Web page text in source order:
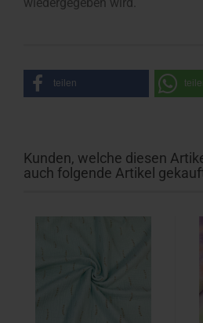
teilen
Kunden, welche diesen
auch folgende Artikel